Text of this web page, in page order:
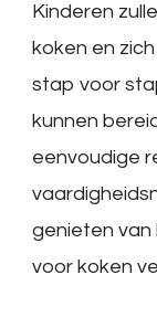
Kinderen
koken en
stap voor
kunnen
eenvoudige
genieten van
voor koken